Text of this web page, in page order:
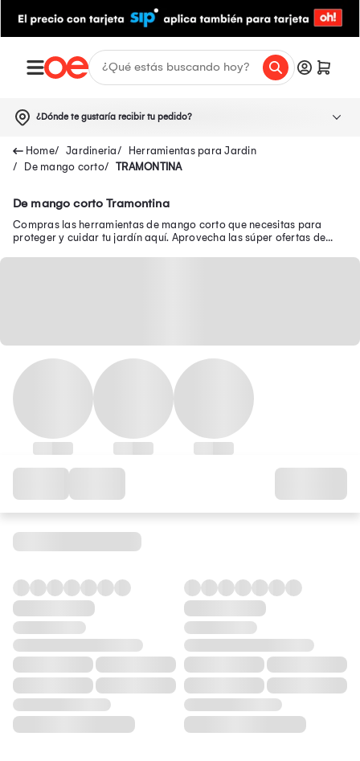
¿Dónde te gustaría recibir tu pedido?
Jardineria
Herramientas para Jardin
De mango corto
TRAMONTINA
De mango corto Tramontina
Compras las herramientas de mango corto que necesitas para
proteger y cuidar tu jardín aquí. Aprovecha las súper ofertas de